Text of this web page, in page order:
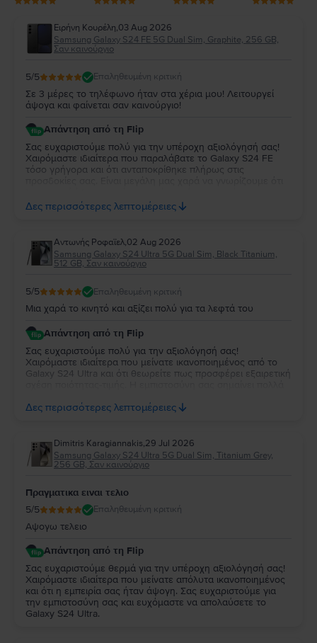
Ειρήνη Κουρέλη,03 Aug 2026
Samsung Galaxy S24 FE 5G Dual Sim, Graphite, 256 GB,
Σαν καινούργιο
5/5 Επαληθευμένη κριτική
Σε 3 μέρες το τηλέφωνο ήταν στα χέρια μου! Λειτουργεί
άψογα και φαίνεται σαν καινούργιο!
Απάντηση από τη Flip
Σας ευχαριστούμε πολύ για την υπέροχη αξιολόγησή σας!
Χαιρόμαστε ιδιαίτερα που παραλάβατε το Galaxy S24 FE
τόσο γρήγορα και ότι ανταποκρίθηκε πλήρως στις
απόλυτα ικανοποιημένη. Σας ευχαριστούμε για την
εμπιστοσύνη σας και σας ευχόμαστε να χαρείτε τη νέα σας
Δες περισσότερες λεπτομέρειες
Aντωνής Ροφαϊελ,02 Aug 2026
Samsung Galaxy S24 Ultra 5G Dual Sim, Black Titanium,
512 GB, Σαν καινούργιο
5/5 Επαληθευμένη κριτική
Μια χαρά το κινητό και αξίζει πολύ για τα λεφτά του
Απάντηση από τη Flip
Σας ευχαριστούμε πολύ για την αξιολόγησή σας!
Χαιρόμαστε ιδιαίτερα που μείνατε ικανοποιημένος από το
Galaxy S24 Ultra και ότι θεωρείτε πως προσφέρει εξαιρετική
σας εξυπηρετήσουμε ξανά στο μέλλον!
Δες περισσότερες λεπτομέρειες
Dimitris Karagiannakis,29 Jul 2026
Samsung Galaxy S24 Ultra 5G Dual Sim, Titanium Grey,
256 GB, Σαν καινούργιο
Πραγματικα ειναι τελιο
5/5 Επαληθευμένη κριτική
Αψογω τελειο
Απάντηση από τη Flip
Σας ευχαριστούμε θερμά για την υπέροχη αξιολόγησή σας!
Χαιρόμαστε ιδιαίτερα που μείνατε απόλυτα ικανοποιημένος
και ότι η εμπειρία σας ήταν άψογη. Σας ευχαριστούμε για
την εμπιστοσύνη σας και ευχόμαστε να απολαύσετε το
Galaxy S24 Ultra.